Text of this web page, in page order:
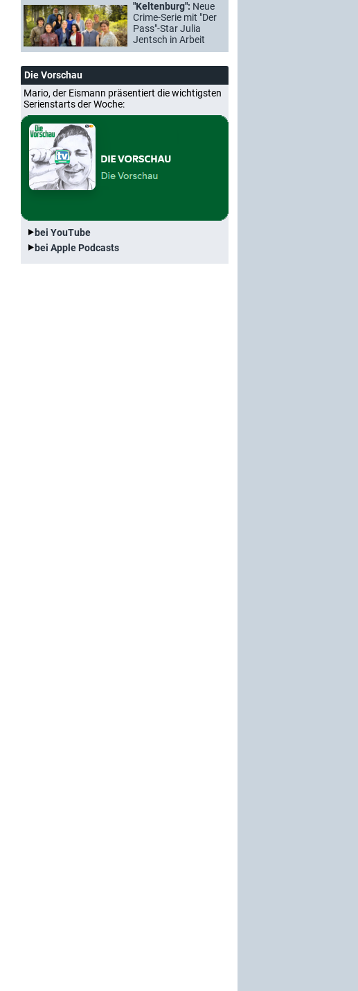
"Keltenburg": Neue
Crime-Serie mit "Der
Pass"-Star Julia
Jentsch in Arbeit
Die Vorschau
Mario, der Eismann präsentiert die wichtigsten
Serienstarts der Woche:
bei YouTube
bei Apple Podcasts